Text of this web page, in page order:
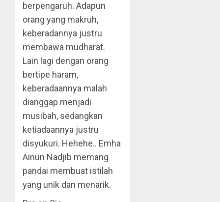
berpengaruh. Adapun
orang yang makruh,
keberadannya justru
membawa mudharat.
Lain lagi dengan orang
bertipe haram,
keberadaannya malah
dianggap menjadi
musibah, sedangkan
ketiadaannya justru
disyukuri. Hehehe.. Emha
Ainun Nadjib memang
pandai membuat istilah
yang unik dan menarik.